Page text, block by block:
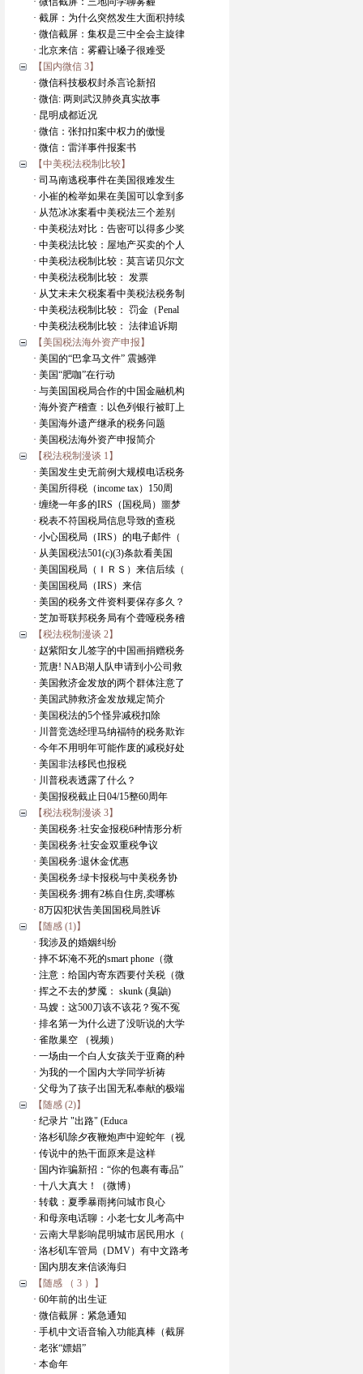
· 截屏：为什么突然发生大面积持续
· 微信截屏：集权是三中全会主旋律
· 北京来信：雾霾让嗓子很难受
【国内微信 3】
· 微信科技极权封杀言论新招
· 微信: 两则武汉肺炎真实故事
· 昆明成都近况
· 微信：张扣扣案中权力的傲慢
· 微信：雷洋事件报案书
【中美税法税制比较】
· 司马南逃税事件在美国很难发生
· 小崔的检举如果在美国可以拿到多
· 从范冰冰案看中美税法三个差别
· 中美税法对比：告密可以得多少奖
· 中美税法比较：屋地产买卖的个人
· 中美税法税制比较：莫言诺贝尔文
· 中美税法税制比较： 发票
· 从艾未未欠税案看中美税法税务制
· 中美税法税制比较： 罚金（Penal
· 中美税法税制比较： 法律追诉期
【美国税法海外资产申报】
· 美国的“巴拿马文件” 震撼弹
· 美国“肥咖”在行动
· 与美国国税局合作的中国金融机构
· 海外资产稽查：以色列银行被盯上
· 美国海外遗产继承的税务问题
· 美国税法海外资产申报简介
【税法税制漫谈 1】
· 美国发生史无前例大规模电话税务
· 美国所得税（income tax）150周
· 缠绕一年多的IRS（国税局）噩梦
· 税表不符国税局信息导致的查税
· 小心国税局（IRS）的电子邮件（
· 从美国税法501(c)(3)条款看美国
· 美国国税局（ＩＲＳ）来信后续（
· 美国国税局（IRS）来信
· 美国的税务文件资料要保存多久？
· 芝加哥联邦税务局有个聋哑税务稽
【税法税制漫谈 2】
· 赵紫阳女儿签字的中国画捐赠税务
· 荒唐! NAB湖人队申请到小公司救
· 美国救济金发放的两个群体注意了
· 美国武肺救济金发放规定简介
· 美国税法的5个怪异减税扣除
· 川普竞选经理马纳福特的税务欺诈
· 今年不用明年可能作废的减税好处
· 美国非法移民也报税
· 川普税表透露了什么？
· 美国报税截止日04/15整60周年
【税法税制漫谈 3】
· 美国税务:社安金报税6种情形分析
· 美国税务:社安金双重税争议
· 美国税务:退休金优惠
· 美国税务:绿卡报税与中美税务协
· 美国税务:拥有2栋自住房,卖哪栋
· 8万囚犯状告美国国税局胜诉
【随感 (1)】
· 我涉及的婚姻纠纷
· 摔不坏淹不死的smart phone（微
· 注意：给国内寄东西要付关税（微
· 挥之不去的梦魇： skunk (臭鼬)
· 马嫂：这500刀该不该花？冤不冤
· 排名第一为什么进了没听说的大学
· 雀散巢空 （视频）
· 一场由一个白人女孩关于亚裔的种
· 为我的一个国内大学同学祈祷
· 父母为了孩子出国无私奉献的极端
【随感 (2)】
· 纪录片 "出路" (Educa
· 洛杉矶除夕夜鞭炮声中迎蛇年（视
· 传说中的热干面原来是这样
· 国内诈骗新招：“你的包裹有毒品”
· 十八大真大！（微博）
· 转载：夏季暴雨拷问城市良心
· 和母亲电话聊：小老七女儿考高中
· 云南大旱影响昆明城市居民用水（
· 洛杉矶车管局（DMV）有中文路考
· 国内朋友来信谈海归
【随感 （ 3 ）】
· 60年前的出生证
· 微信截屏：紧急通知
· 手机中文语音输入功能真棒（截屏
· 老张“嫖娼”
· 本命年